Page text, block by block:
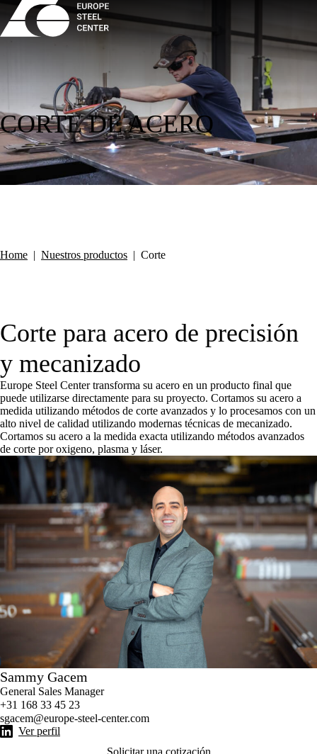
CORTE DE ACERO
Home | Nuestros productos | Corte
Corte para acero de precisión
y mecanizado
Europe Steel Center transforma su acero en un producto final que
puede utilizarse directamente para su proyecto. Cortamos su acero a
medida utilizando métodos de corte avanzados y lo procesamos con un
alto nivel de calidad utilizando modernas técnicas de mecanizado.
Cortamos su acero a la medida exacta utilizando métodos avanzados
de corte por oxigeno, plasma y láser.
Sammy Gacem
General Sales Manager
+31 168 33 45 23
sgacem@europe-steel-center.com
Ver perfil